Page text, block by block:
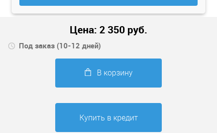
Цена: 2 350 руб.
Под заказ (10-12 дней)
В корзину
Купить в кредит